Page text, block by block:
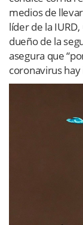
medios de
líder de la
dueño de la
asegura que
coronavirus